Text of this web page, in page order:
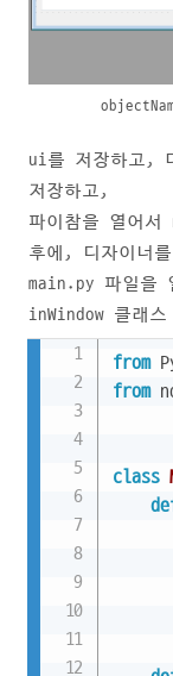
ui를 저장하고,
저장하고,
파이참을 열어서
후에, 디자이너
main.py 파일을
inWindow 클래
from
from
class